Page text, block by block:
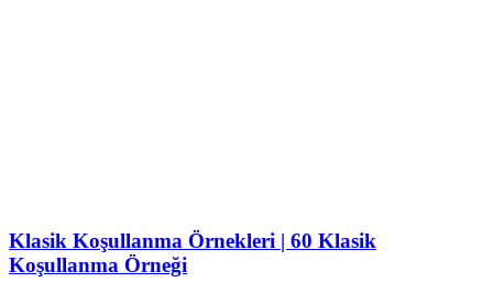
Klasik Koşullanma Örnekleri | 60 Klasik
Koşullanma Örneği